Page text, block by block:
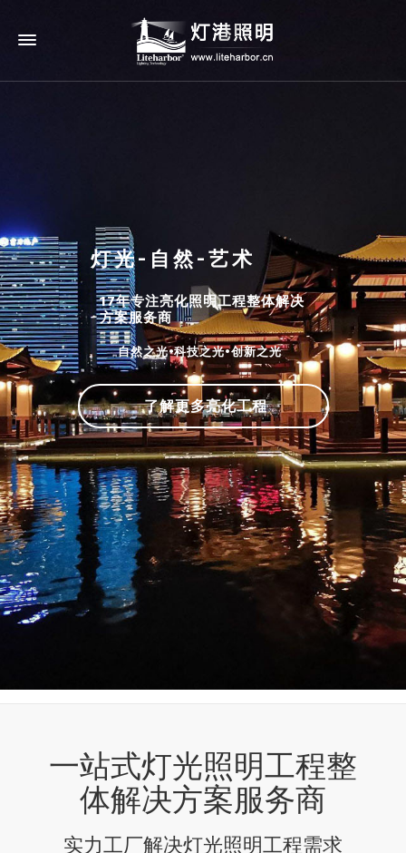
灯光-自然-艺术
17年专注亮化照明工程整体解决
方案服务商
自然之光•科技之光•创新之光
了解更多亮化工程
一站式灯光照明工程整
体解决方案服务商
实力工厂解决灯光照明工程需求